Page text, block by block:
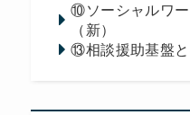
⑩ソーシャルワ
（新）
⑬相談援助基盤と